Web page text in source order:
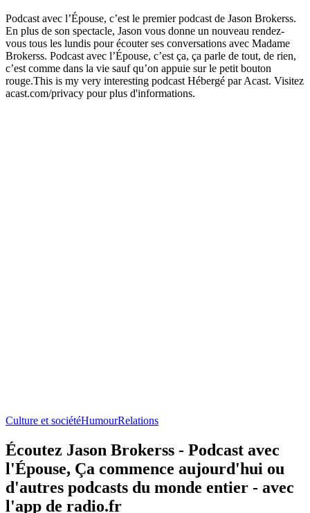
Podcast avec l’Épouse, c’est le premier podcast de Jason Brokerss.
En plus de son spectacle, Jason vous donne un nouveau rendez-
vous tous les lundis pour écouter ses conversations avec Madame
Brokerss. Podcast avec l’Épouse, c’est ça, ça parle de tout, de rien,
c’est comme dans la vie sauf qu’on appuie sur le petit bouton
rouge.This is my very interesting podcast Hébergé par Acast. Visitez
acast.com/privacy pour plus d'informations.
Culture et sociétéHumourRelations
Écoutez Jason Brokerss - Podcast avec
l'Épouse, Ça commence aujourd'hui ou
d'autres podcasts du monde entier - avec
l'app de radio.fr